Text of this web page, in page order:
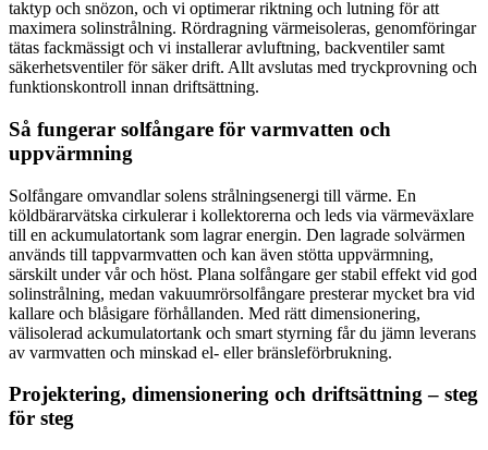
taktyp och snözon, och vi optimerar riktning och lutning för att
maximera solinstrålning. Rördragning värmeisoleras, genomföringar
tätas fackmässigt och vi installerar avluftning, backventiler samt
säkerhetsventiler för säker drift. Allt avslutas med tryckprovning och
funktionskontroll innan driftsättning.
Så fungerar solfångare för varmvatten och
uppvärmning
Solfångare omvandlar solens strålningsenergi till värme. En
köldbärarvätska cirkulerar i kollektorerna och leds via värmeväxlare
till en ackumulatortank som lagrar energin. Den lagrade solvärmen
används till tappvarmvatten och kan även stötta uppvärmning,
särskilt under vår och höst. Plana solfångare ger stabil effekt vid god
solinstrålning, medan vakuumrörsolfångare presterar mycket bra vid
kallare och blåsigare förhållanden. Med rätt dimensionering,
välisolerad ackumulatortank och smart styrning får du jämn leverans
av varmvatten och minskad el- eller bränsleförbrukning.
Projektering, dimensionering och driftsättning – steg
för steg